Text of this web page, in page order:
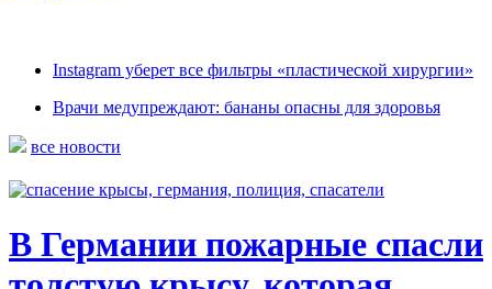
Instagram уберет все фильтры «пластической хирургии»
Врачи медупреждают: бананы опасны для здоровья
все новости
В Германии пожарные спасли